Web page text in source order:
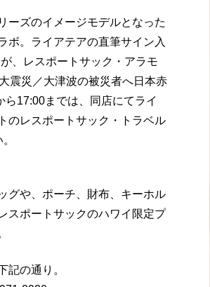
ーズのイメージモデルとなった
ボ。ライアテアの直筆サイン入
、レスポートサック・アラモ
震災／大津波の被災者へ日本赤
17:00までは、同店にてライ
のレスポートサック・トラベル
グや、ポーチ、財布、キーホル
スポートサックのハワイ限定プ
記の通り。